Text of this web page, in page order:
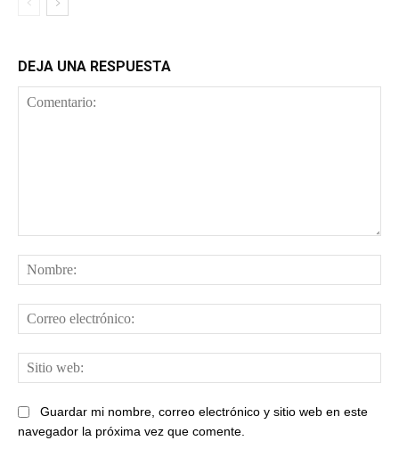
DEJA UNA RESPUESTA
Guardar mi nombre, correo electrónico y sitio web en este
navegador la próxima vez que comente.